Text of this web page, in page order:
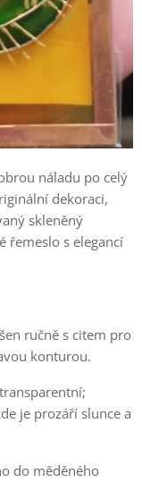
náladu po celý
dekoraci,
skleněný
řemeslo s elegancí
ručně s citem pro
konturou.
je prozáří slunce a
do měděného